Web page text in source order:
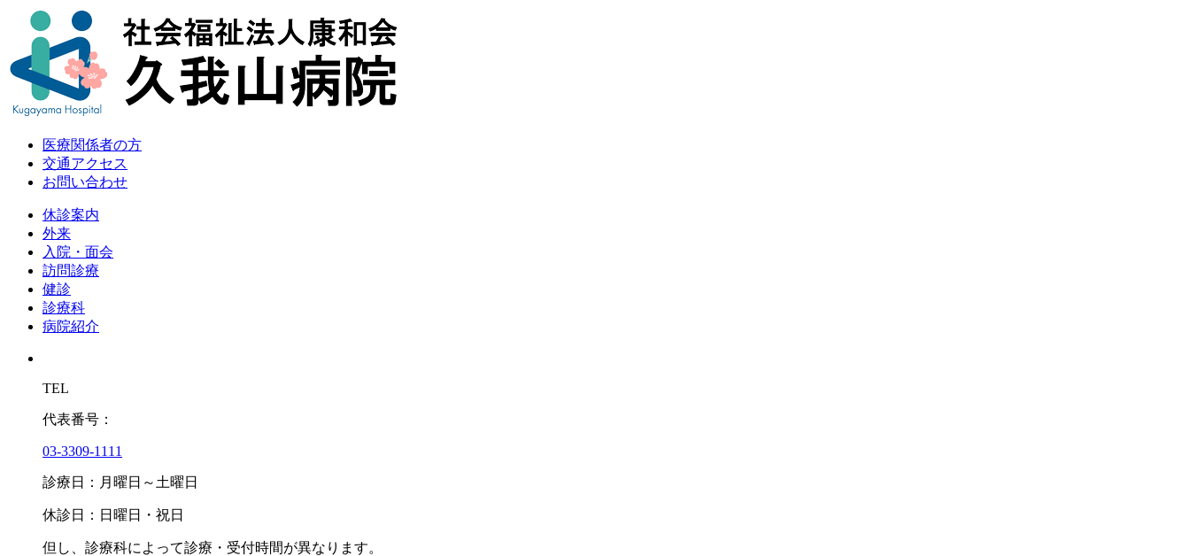
医療関係者の方
交通アクセス
お問い合わせ
休診案内
外来
入院・面会
訪問診療
健診
診療科
病院紹介
TEL
代表番号：
03-3309-1111
診療日：月曜日～土曜日
休診日：日曜日・祝日
但し、診療科によって診療・受付時間が異なります。